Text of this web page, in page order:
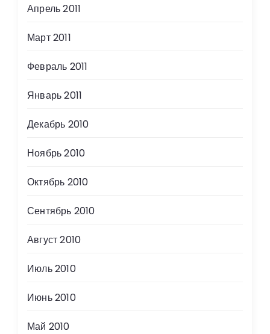
Апрель 2011
Март 2011
Февраль 2011
Январь 2011
Декабрь 2010
Ноябрь 2010
Октябрь 2010
Сентябрь 2010
Август 2010
Июль 2010
Июнь 2010
Май 2010